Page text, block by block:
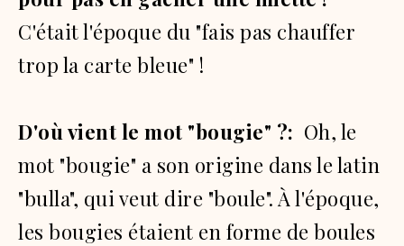
C'était l'époque du "fais pas chauffer
trop la carte bleue" !
D'où vient le mot "bougie" ?: Oh, le
mot "bougie" a son origine dans le latin
"bulla", qui veut dire "boule". À l'époque,
les bougies étaient en forme de boules